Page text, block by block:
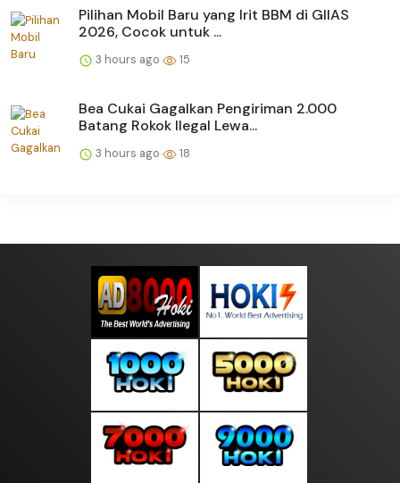
Pilihan Mobil Baru yang Irit BBM di GIIAS
2026, Cocok untuk ...
3 hours ago 15
Bea Cukai Gagalkan Pengiriman 2.000
Batang Rokok Ilegal Lewa...
3 hours ago 18